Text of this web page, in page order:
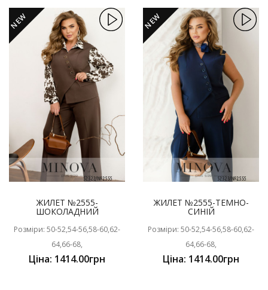
NEW
ЖИЛЕТ №2555-
ШОКОЛАДНИЙ
Розміри: 50-52,54-56,58-60,62-
64,66-68,
Ціна: 1414.00грн
NEW
ЖИЛЕТ №2555-ТЕМНО-
СИНІЙ
Розміри: 50-52,54-56,58-60,62-
64,66-68,
Ціна: 1414.00грн